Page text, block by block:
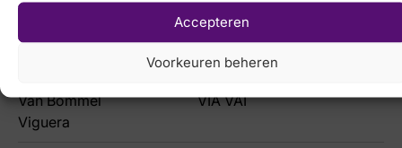
Accepteren
Voorkeuren beheren
Tamaris
Van Bommel
VIA VAI
Viguera